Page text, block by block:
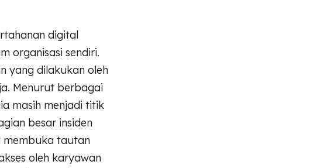
digital
organisasi sendiri.
yang dilakukan oleh
Menurut berbagai
masih menjadi titik
besar insiden
membuka tautan
oleh karyawan